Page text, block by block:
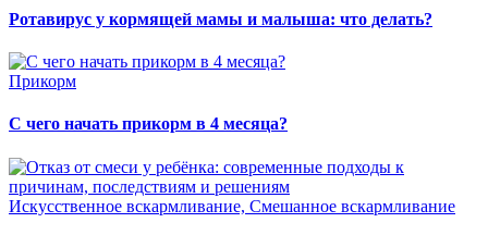
Ротавирус у кормящей мамы и малыша: что делать?
Прикорм
С чего начать прикорм в 4 месяца?
Искусственное вскармливание, Смешанное вскармливание